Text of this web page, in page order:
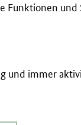
Funktionen und
immer